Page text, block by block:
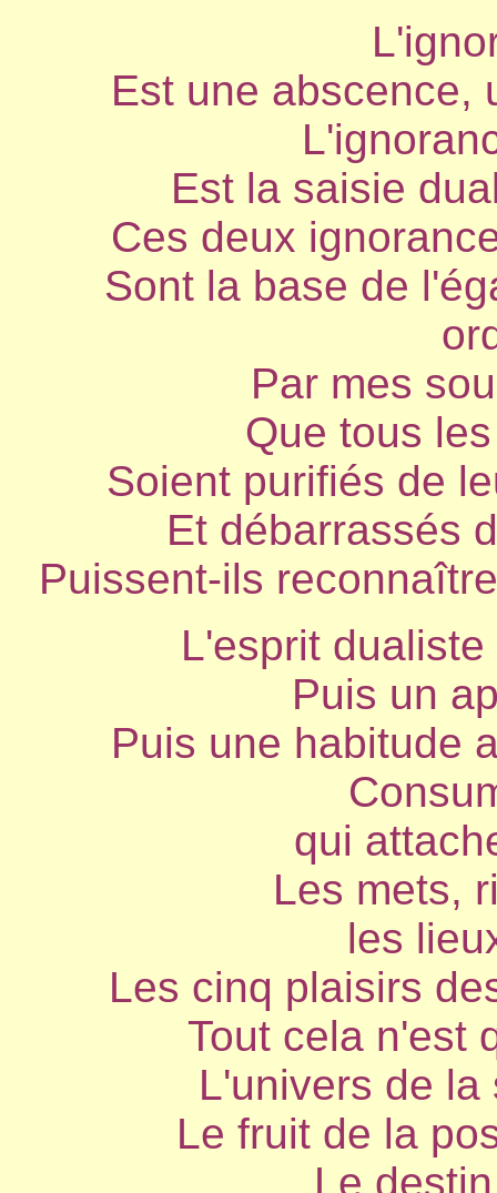
Est une abscence,
Est la saisie
Ces deux
Sont la base de
Par mes
Que tous
Soient purifiés de
Et débarrassés
Puissent-ils
L'esprit
Puis un
Puis une habitude
qui
Les mets,
les
Les cinq plaisirs
Tout cela n'est
L'univers de
Le fruit de la
Le